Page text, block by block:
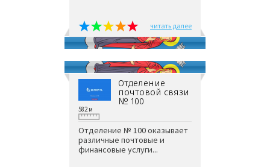
читать далее
Отделение
почтовой связи
№ 100
582 м
Отделение № 100 оказывает
различные почтовые и
финансовые услуги...